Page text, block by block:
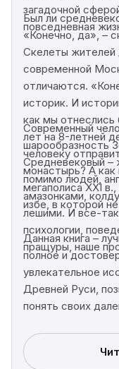
загадочной
повседневная
Был ли
«Конечно, да», –
Скелеты жителей
современной
отличаются.
историк. И
как мы отнеслись
лет на 8-летней
человеку
монастырь? А как
мегаполиса XXI
избе, в которой
Современный
шарообразность
Средневековый –
помимо людей,
амазонками,
лешими. И все-
психологии,
пращуры, наше
Данная книга –
полное и
увлекательное
Древней Руси,
понять своих